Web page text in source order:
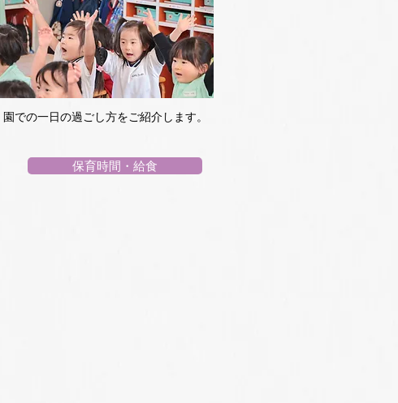
園での一日の過ごし方をご紹介します。
保育時間・給食